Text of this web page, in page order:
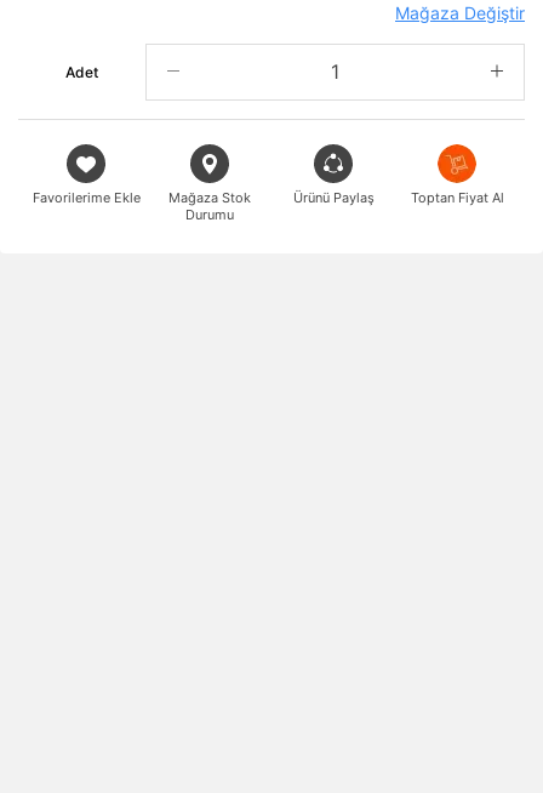
Mağaza Değiştir
Adet
Favorilerime Ekle
Mağaza Stok
Durumu
Ürünü Paylaş Toptan Fiyat Al